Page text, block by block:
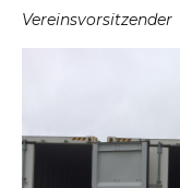
Vereinsvorsitzender